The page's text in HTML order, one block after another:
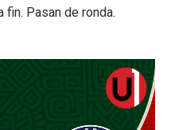
Pasan de ronda.